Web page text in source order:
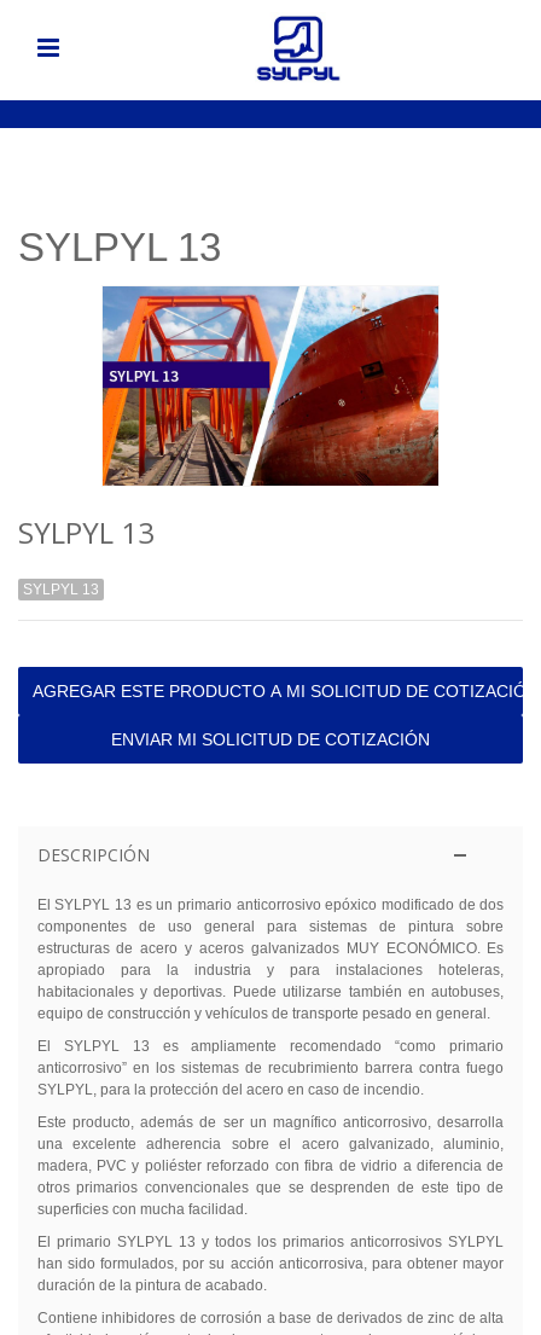
SYLPYL 13
SYLPYL 13
SYLPYL 13
AGREGAR ESTE PRODUCTO A MI SOLICITUD DE COTIZACIÓN
ENVIAR MI SOLICITUD DE COTIZACIÓN
DESCRIPCIÓN
El SYLPYL 13 es un primario anticorrosivo epóxico modificado de dos
componentes de uso general para sistemas de pintura sobre
estructuras de acero y aceros galvanizados MUY ECONÓMICO. Es
apropiado para la industria y para instalaciones hoteleras,
habitacionales y deportivas. Puede utilizarse también en autobuses,
equipo de construcción y vehículos de transporte pesado en general.
El SYLPYL 13 es ampliamente recomendado “como primario
anticorrosivo” en los sistemas de recubrimiento barrera contra fuego
SYLPYL, para la protección del acero en caso de incendio.
Este producto, además de ser un magnífico anticorrosivo, desarrolla
una excelente adherencia sobre el acero galvanizado, aluminio,
madera, PVC y poliéster reforzado con fibra de vidrio a diferencia de
otros primarios convencionales que se desprenden de este tipo de
superficies con mucha facilidad.
El primario SYLPYL 13 y todos los primarios anticorrosivos SYLPYL
han sido formulados, por su acción anticorrosiva, para obtener mayor
duración de la pintura de acabado.
Contiene inhibidores de corrosión a base de derivados de zinc de alta